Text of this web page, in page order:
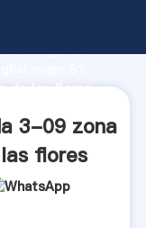
investigación
de las flores
3-09 zona
flores